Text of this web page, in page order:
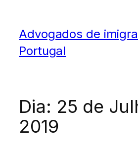
Advogados de
Portugal
Dia: 25 de
2019